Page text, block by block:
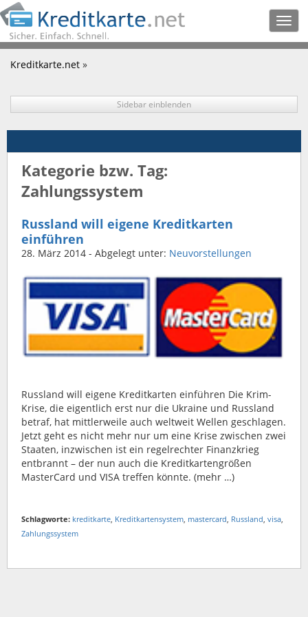
Kreditkarte.net »
Sidebar einblenden
Kategorie bzw. Tag:
Zahlungssystem
Russland will eigene Kreditkarten
einführen
28. März 2014 - Abgelegt unter: Neuvorstellungen
Russland will eigene Kreditkarten einführen Die Krim-
Krise, die eigentlich erst nur die Ukraine und Russland
betraf, hat mittlerweile auch weltweit Wellen geschlagen.
Jetzt geht es nicht mehr nur um eine Krise zwischen zwei
Staaten, inzwischen ist ein regelrechter Finanzkrieg
entbrannt – der nun auch die Kreditkartengrößen
MasterCard und VISA treffen könnte. (mehr …)
Schlagworte: kreditkarte, Kreditkartensystem, mastercard, Russland, visa,
Zahlungssystem